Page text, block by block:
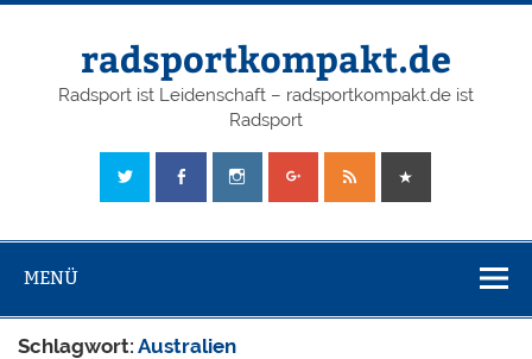
radsportkompakt.de
Radsport ist Leidenschaft – radsportkompakt.de ist
Radsport
MENÜ
Schlagwort:Australien